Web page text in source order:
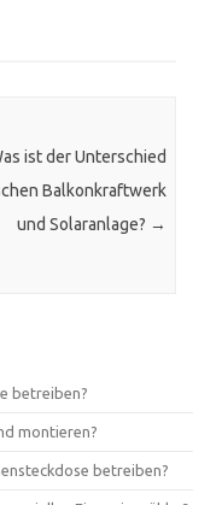
ist der Unterschied
Balkonkraftwerk
und Solaranlage? →
betreiben?
montieren?
betreiben?